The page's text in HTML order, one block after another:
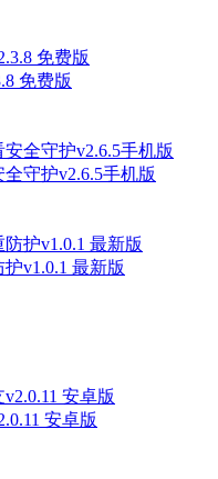
免费版
守护v2.6.5手机版
v1.0.1 最新版
安卓版